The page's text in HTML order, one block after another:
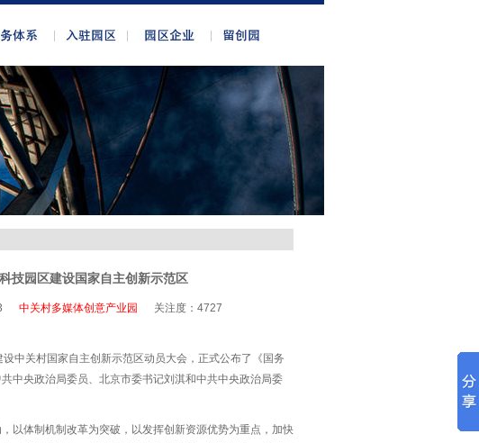
技园区建设国家自主创新示范区
中关村多媒体创意产业园 关注度： 4727
中关村国家自主创新示范区动员大会，正式公布了《国务
中央政治局委员、北京市委书记刘淇和中共中央政治局委
以体制机制改革为突破，以发挥创新资源优势为重点，加快